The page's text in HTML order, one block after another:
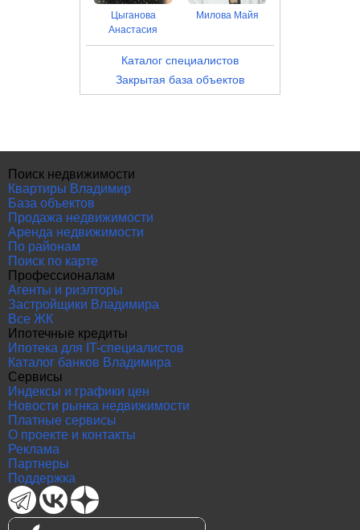
Цыганова
Анастасия
Милова Майя
Каталог специалистов
Закрытая база объектов
Поиск недвижимости
Квартиры Владимир
База объектов
Продажа недвижимости
Аренда недвижимости
По районам
Поиск по карте
Профессионалам
Агенты и риэлторы
Застройщики Владимира
Все ЖК
Ипотечные кредиты
Ипотека для IT-специалистов
Каталог банков Владимира
Сервисы
Индексы и графики цен
Новости рынка недвижимости
Платные сервисы
О проекте и контакты
Реклама
Партнеры
Поддержка